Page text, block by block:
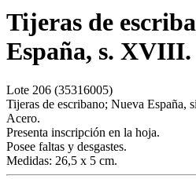
Tijeras de
España, s. XVIII.
Lote 206 (35316005)
Tijeras de escribano; Nueva España,
Acero.
Presenta inscripción en la hoja.
Posee faltas y desgastes.
Medidas: 26,5 x 5 cm.